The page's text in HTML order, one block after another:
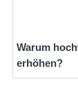
Warum
erhöhen?